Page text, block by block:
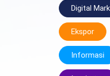
Digital
Ekspor
Informasi